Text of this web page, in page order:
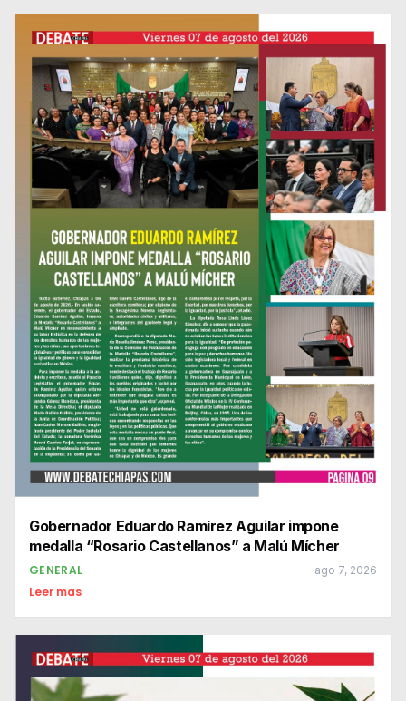
Gobernador Eduardo Ramírez Aguilar impone
medalla “Rosario Castellanos” a Malú Mícher
GENERAL ago 7, 2026
Leer mas